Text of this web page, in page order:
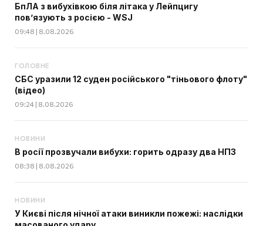
БпЛА з вибухівкою біля літака у Лейпцигу
пов’язують з росією - WSJ
09:48 | 8.08.2026
ГОЛОВНЕ
СБС уразили 12 суден російського "тіньового флоту"
(відео)
09:24 | 8.08.2026
НОВИНИ
В росії прозвучали вибухи: горить одразу два НПЗ
08:38 | 8.08.2026
НОВИНИ
У Києві після нічної атаки виникли пожежі: наслідки